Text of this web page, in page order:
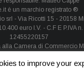
è un marchio registrato ®
srl - Via Ricotti 15 - 20158
euro I.V. - C.F E P.IVA n.
12455220157
alla Camera di Commercio
socio unico
to improve your